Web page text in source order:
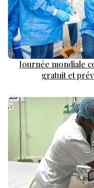
Journée mondiale
gratuit et